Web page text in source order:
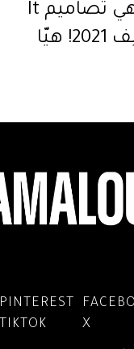
شنط بيضاء هي تصاميم It
Pieces في صيف 2021! هيّا
PINTEREST
TIKTOK X